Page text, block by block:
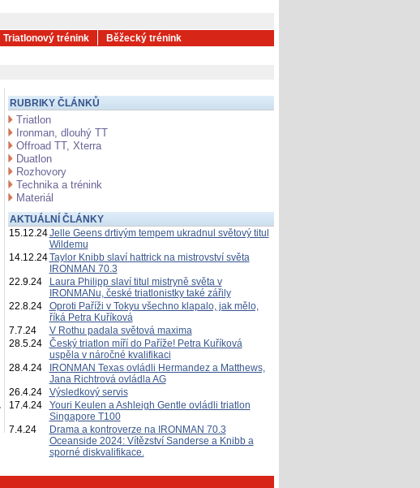
Triatlonový trénink Běžecký trénink
RUBRIKY ČLÁNKŮ
Triatlon
Ironman, dlouhý TT
Offroad TT, Xterra
Duatlon
Rozhovory
Technika a trénink
Materiál
AKTUÁLNÍ ČLÁNKY
15.12.24Jelle Geens drtivým tempem ukradnul světový titul
Wildemu
14.12.24Taylor Knibb slaví hattrick na mistrovství světa
IRONMAN 70.3
22.9.24
Laura Philipp slaví titul mistryně světa v
IRONMANu, české triatlonistky také zářily
22.8.24
Oproti Paříži v Tokyu všechno klapalo, jak mělo,
říká Petra Kuříková
7.7.24
V Rothu padala světová maxima
28.5.24
Český triatlon míří do Paříže! Petra Kuříková
uspěla v náročné kvalifikaci
28.4.24
IRONMAN Texas ovládli Hermandez a Matthews,
Jana Richtrová ovládla AG
26.4.24
Výsledkový servis
17.4.24
Youri Keulen a Ashleigh Gentle ovládli triatlon
Singapore T100
7.4.24
Drama a kontroverze na IRONMAN 70.3
Oceanside 2024: Vítězství Sanderse a Knibb a
sporné diskvalifikace.